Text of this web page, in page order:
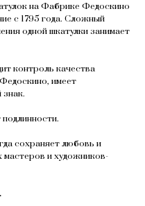
на Фабрике Федоскино
с 1795 года. Сложный
одной шкатулки занимает
контроль качества
имеет
сохраняет любовь и
и художников-